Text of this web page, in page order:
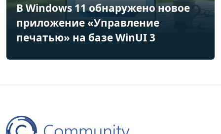
В Windows 11 обнаружено новое
приложение «Управление
печатью» на базе WinUI 3